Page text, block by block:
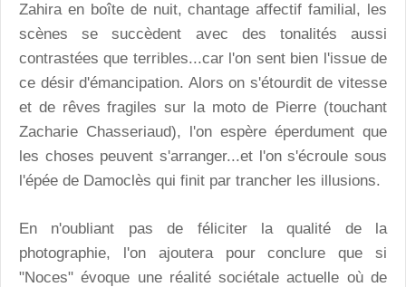
Zahira en boîte de nuit, chantage affectif familial, les
scènes se succèdent avec des tonalités aussi
contrastées que terribles...car l'on sent bien l'issue de
ce désir d'émancipation. Alors on s'étourdit de vitesse
et de rêves fragiles sur la moto de Pierre (touchant
Zacharie Chasseriaud), l'on espère éperdument que
les choses peuvent s'arranger...et l'on s'écroule sous
l'épée de Damoclès qui finit par trancher les illusions.
En n'oubliant pas de féliciter la qualité de la
photographie, l'on ajoutera pour conclure que si
"Noces" évoque une réalité sociétale actuelle où de